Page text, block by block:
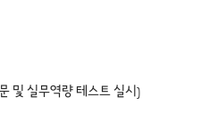
및 실무역량 테스트 실시)